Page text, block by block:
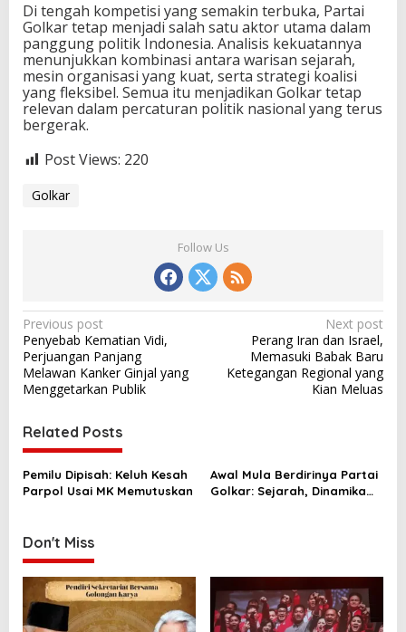
Di tengah kompetisi yang semakin terbuka, Partai
Golkar tetap menjadi salah satu aktor utama dalam
panggung politik Indonesia. Analisis kekuatannya
menunjukkan kombinasi antara warisan sejarah,
mesin organisasi yang kuat, serta strategi koalisi
yang fleksibel. Semua itu menjadikan Golkar tetap
relevan dalam percaturan politik nasional yang terus
bergerak.
Post Views: 220
Golkar
Follow Us
P
o
s
t
n
a
v
i
g
a
t
i
Previous post
Penyebab Kematian Vidi,
Perjuangan Panjang
Melawan Kanker Ginjal yang
Menggetarkan Publik
Next post
Perang Iran dan Israel,
Memasuki Babak Baru
Ketegangan Regional yang
Kian Meluas
Related Posts
Pemilu Dipisah: Keluh Kesah
Parpol Usai MK Memutuskan
Awal Mula Berdirinya Partai
Golkar: Sejarah, Dinamika
Don't Miss